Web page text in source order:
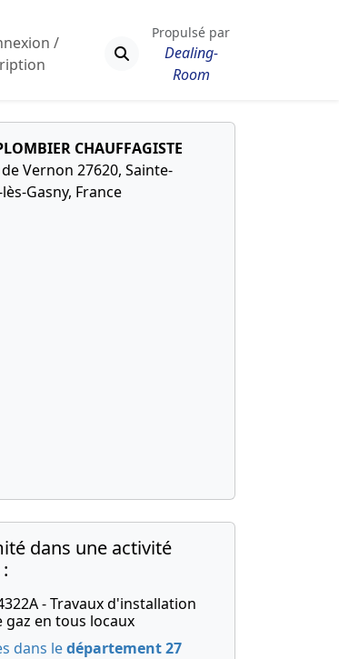
/
Propulsé par
Dealing-
Room
CHAUFFAGISTE
Vernon 27620, Sainte-
Gasny, France
dans une activité
- Travaux d'installation
gaz en tous locaux
dans ledépartement 27